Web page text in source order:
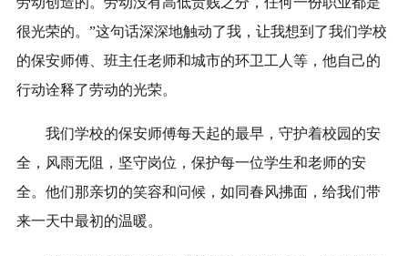
很光荣的。”这句话深深地触动了我，让我想到了我们学校
的保安师傅、班主任老师和城市的环卫工人等，他自己的
行动诠释了劳动的光荣。
我们学校的保安师傅每天起的最早，守护着校园的安
全，风雨无阻，坚守岗位，保护每一位学生和老师的安
全。他们那亲切的笑容和问候，如同春风拂面，给我们带
来一天中最初的温暖。